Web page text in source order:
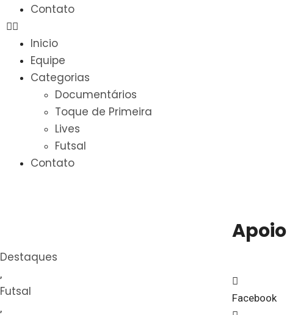
Contato
Inicio
Equipe
Categorias
Documentários
Toque de Primeira
Lives
Futsal
Contato
Destaques
,
Futsal
,
Apoio
Facebook